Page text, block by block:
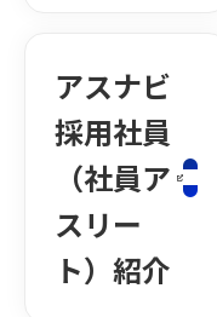
アスナビ
採用社員
（社員ア
スリー
ト）紹介